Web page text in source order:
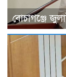
বোচাগঞ্জে